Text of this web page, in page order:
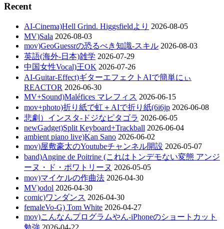
Recent
AI-Cinema)Hell Grind. Higgsfieldより 2026-08-05
MV)Sala 2026-08-03
mov)GeoGuessrの恐るべき知識-スキル 2026-08-03
英語(海外-日本)雑学 2026-07-29
中国女性Vocal)王OK 2026-07-26
AI-Guitar-Effect)ギターエフェクトAIで簡単にぃ
REACTOR 2026-06-30
MV+Sound)Maléfices マレフィス 2026-06-15
mov+photo)折り紙で虹＋AIで折り紙(6i6jp 2026-06-08
悲劇）インスタ-ドジなピタゴラ 2026-06-05
newGadget)Split Keyboard+Trackball 2026-06-04
ambient piano live)Kan Sano 2026-06-02
mov)屋敷豪太のYoutubeチャンネル開設 2026-05-07
band)Angine de Poitrine (これはトンデモない変態 アンジ
ーヌ・ド・ポワトリーヌ 2026-05-05
mov)マイケルの作曲法 2026-04-30
MV)odol 2026-04-30
comic)ワンダンス 2026-04-30
femaleVo-G) Tom White 2026-04-27
mov)こんなんプログラムやん-iPhoneのショートカット
勉強 2026-04-22